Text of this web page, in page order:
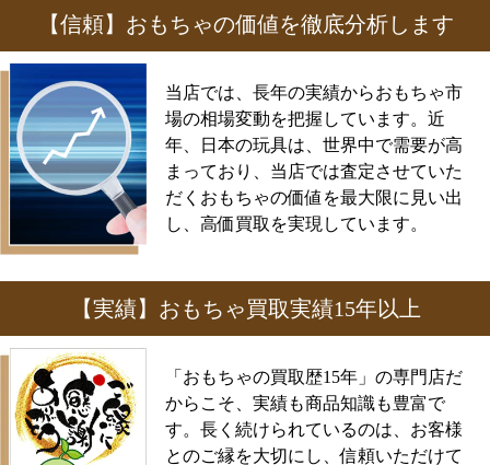
【信頼】おもちゃの価値を徹底分析します
当店では、長年の実績からおもちゃ市
場の相場変動を把握しています。近
年、日本の玩具は、世界中で需要が高
まっており、当店では査定させていた
だくおもちゃの価値を最大限に見い出
し、高価買取を実現しています。
【実績】おもちゃ買取実績15年以上
「おもちゃの買取歴15年」の専門店だ
からこそ、実績も商品知識も豊富で
す。長く続けられているのは、お客様
とのご縁を大切にし、信頼いただけて